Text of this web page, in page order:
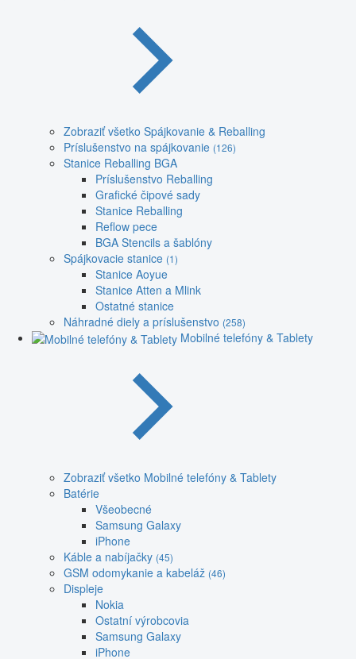
Zobraziť všetko Spájkovanie & Reballing
Príslušenstvo na spájkovanie (126)
Stanice Reballing BGA
Príslušenstvo Reballing
Grafické čipové sady
Stanice Reballing
Reflow pece
BGA Stencils a šablóny
Spájkovacie stanice (1)
Stanice Aoyue
Stanice Atten a Mlink
Ostatné stanice
Náhradné diely a príslušenstvo (258)
Mobilné telefóny & Tablety
Zobraziť všetko Mobilné telefóny & Tablety
Batérie
Všeobecné
Samsung Galaxy
iPhone
Káble a nabíjačky (45)
GSM odomykanie a kabeláž (46)
Displeje
Nokia
Ostatní výrobcovia
Samsung Galaxy
iPhone